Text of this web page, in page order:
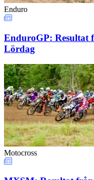
Enduro
EnduroGP: Resultat
Lördag
Motocross